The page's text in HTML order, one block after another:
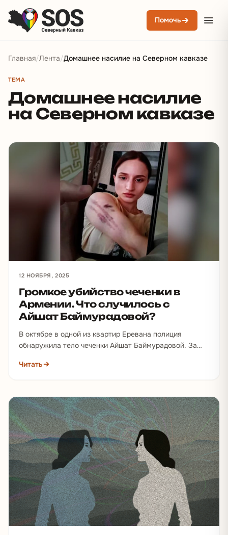
Помочь
Главная/Лента/Домашнее насилие на Северном кавказе
ТЕМА
Домашнее насилие
на Северном кавказе
12 НОЯБРЯ, 2025
Громкое убийство чеченки в
Армении. Что случилось с
Айшат Баймурадовой?
В октябре в одной из квартир Еревана полиция
обнаружила тело чеченки Айшат Баймурадовой. За
Читать